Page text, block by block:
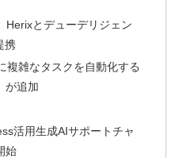
Herixとデューデリジェン
携
複雑なタスクを自動化する
が追加
活用生成AIサポートチャ
始